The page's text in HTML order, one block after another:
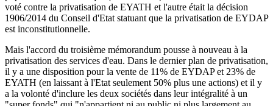
voté contre la privatisation de EYATH et l'autre était la décision
1906/2014 du Conseil d'Etat statuant que la privatisation de EYDAP
est inconstitutionnelle.
Mais l'accord du troisième mémorandum pousse à nouveau à la
privatisation des services d'eau. Dans le dernier plan de privatisation,
il y a une disposition pour la vente de 11% de EYDAP et 23% de
EYATH (en laissant à l'Etat seulement 50% plus une actions) et il y
a la volonté d'inclure les deux sociétés dans leur intégralité à un